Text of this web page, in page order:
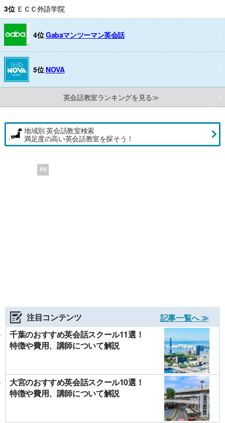
3位 ＥＣＣ外語学院
4位Gabaマンツーマン英会話
5位 NOVA
英会話教室ランキングを見る≫
地域別 英会話教室検索
満足度の高い英会話教室を探そう！
PR
注目コンテンツ
記事一覧へ ≫
千葉のおすすめ英会話スクール11選！
特徴や費用、講師について解説
大宮のおすすめ英会話スクール10選！
特徴や費用、講師について解説